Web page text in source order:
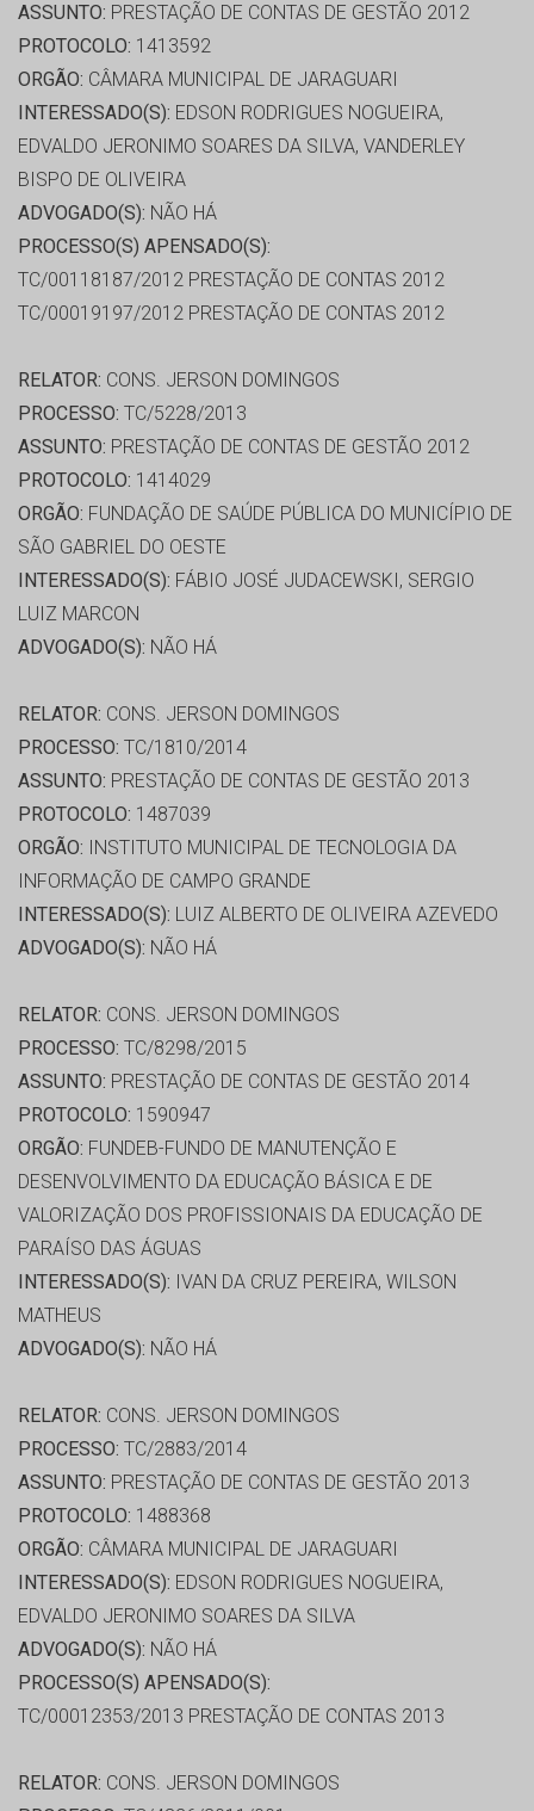
ASSUNTO: PRESTAÇÃO DE CONTAS DE GESTÃO 2012
PROTOCOLO: 1413592
ORGÃO: CÂMARA MUNICIPAL DE JARAGUARI
INTERESSADO(S): EDSON RODRIGUES NOGUEIRA,
EDVALDO JERONIMO SOARES DA SILVA, VANDERLEY
BISPO DE OLIVEIRA
ADVOGADO(S): NÃO HÁ
PROCESSO(S) APENSADO(S):
TC/00118187/2012 PRESTAÇÃO DE CONTAS 2012
TC/00019197/2012 PRESTAÇÃO DE CONTAS 2012
RELATOR: CONS. JERSON DOMINGOS
PROCESSO: TC/5228/2013
ASSUNTO: PRESTAÇÃO DE CONTAS DE GESTÃO 2012
PROTOCOLO: 1414029
ORGÃO: FUNDAÇÃO DE SAÚDE PÚBLICA DO MUNICÍPIO DE
SÃO GABRIEL DO OESTE
INTERESSADO(S): FÁBIO JOSÉ JUDACEWSKI, SERGIO
LUIZ MARCON
ADVOGADO(S): NÃO HÁ
RELATOR: CONS. JERSON DOMINGOS
PROCESSO: TC/1810/2014
ASSUNTO: PRESTAÇÃO DE CONTAS DE GESTÃO 2013
PROTOCOLO: 1487039
ORGÃO: INSTITUTO MUNICIPAL DE TECNOLOGIA DA
INFORMAÇÃO DE CAMPO GRANDE
INTERESSADO(S): LUIZ ALBERTO DE OLIVEIRA AZEVEDO
ADVOGADO(S): NÃO HÁ
RELATOR: CONS. JERSON DOMINGOS
PROCESSO: TC/8298/2015
ASSUNTO: PRESTAÇÃO DE CONTAS DE GESTÃO 2014
PROTOCOLO: 1590947
ORGÃO: FUNDEB-FUNDO DE MANUTENÇÃO E
DESENVOLVIMENTO DA EDUCAÇÃO BÁSICA E DE
VALORIZAÇÃO DOS PROFISSIONAIS DA EDUCAÇÃO DE
PARAÍSO DAS ÁGUAS
INTERESSADO(S): IVAN DA CRUZ PEREIRA, WILSON
MATHEUS
ADVOGADO(S): NÃO HÁ
RELATOR: CONS. JERSON DOMINGOS
PROCESSO: TC/2883/2014
ASSUNTO: PRESTAÇÃO DE CONTAS DE GESTÃO 2013
PROTOCOLO: 1488368
ORGÃO: CÂMARA MUNICIPAL DE JARAGUARI
INTERESSADO(S): EDSON RODRIGUES NOGUEIRA,
EDVALDO JERONIMO SOARES DA SILVA
ADVOGADO(S): NÃO HÁ
PROCESSO(S) APENSADO(S):
TC/00012353/2013 PRESTAÇÃO DE CONTAS 2013
RELATOR: CONS. JERSON DOMINGOS